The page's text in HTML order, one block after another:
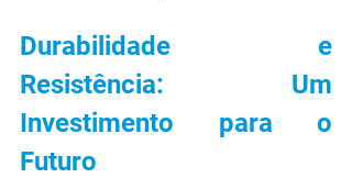
Durabilidade e
Resistência: Um
Investimento para o
Futuro